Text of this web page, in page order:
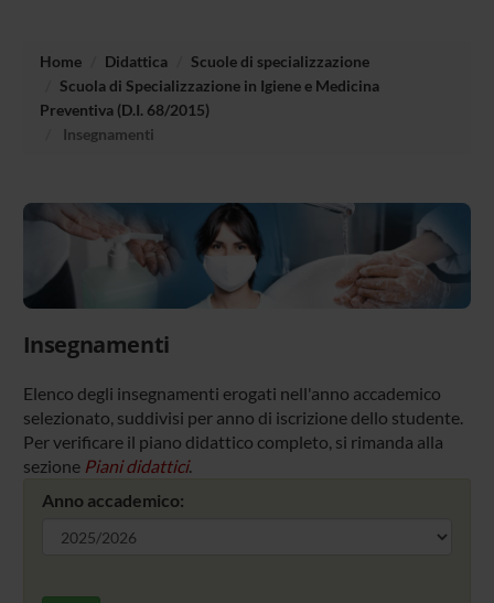
Home Didattica
Scuole di specializzazione
Scuola di Specializzazione in Igiene e Medicina
Preventiva (D.I. 68/2015)
Insegnamenti
Insegnamenti
Elenco degli insegnamenti erogati nell'anno accademico
selezionato, suddivisi per anno di iscrizione dello studente.
Per verificare il piano didattico completo, si rimanda alla
sezione Piani didattici.
Anno accademico: